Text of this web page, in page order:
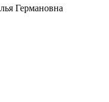
Германовна